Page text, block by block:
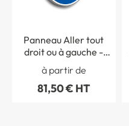
Panneau Aller tout
droit ou à gauche -
à partir de
81,50 € HT